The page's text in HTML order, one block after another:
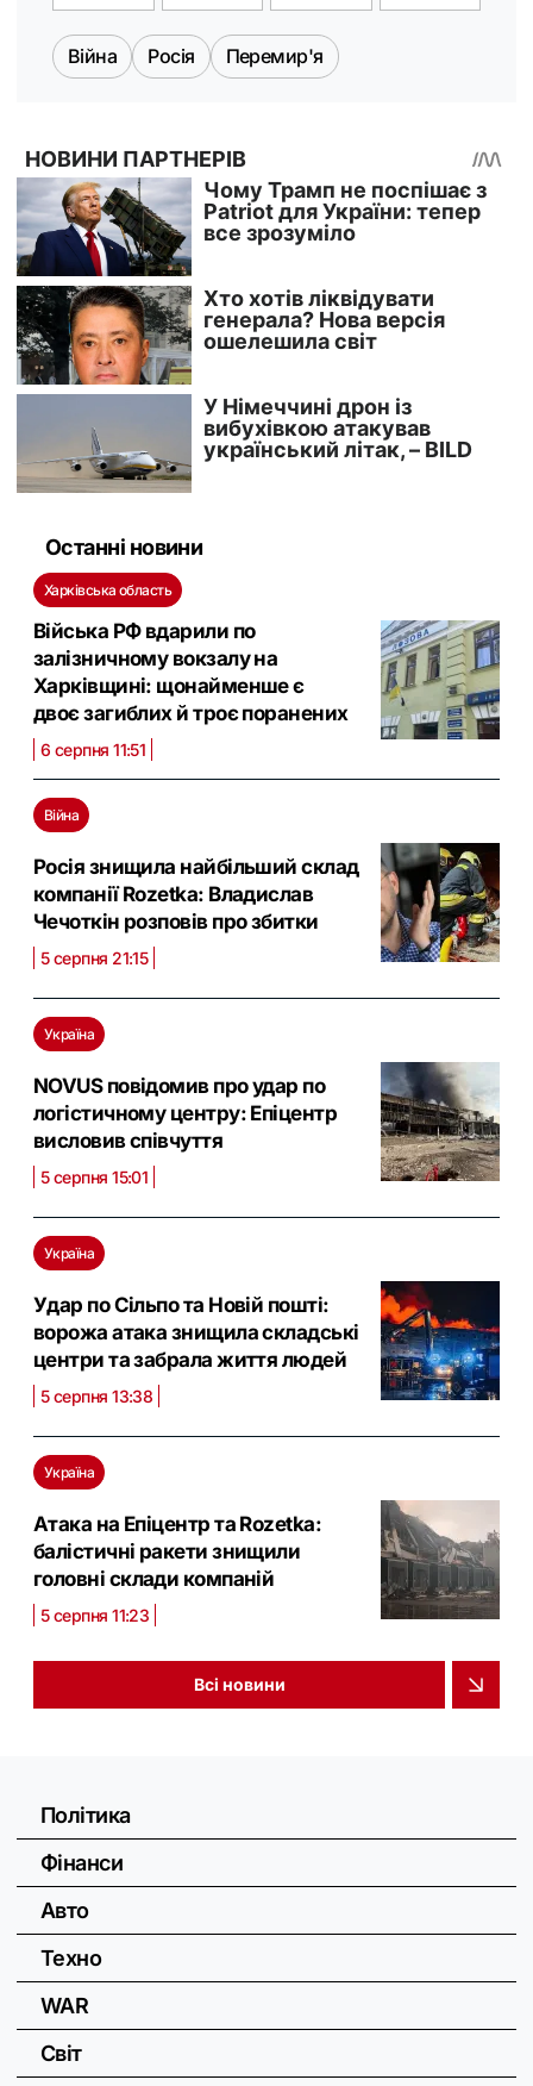
Війна Росія Перемир'я
Останні новини
Харківська область
Війська РФ вдарили по
залізничному вокзалу на
Харківщині: щонайменше є
двоє загиблих й троє поранених
6 серпня 11:51
Війна
Росія знищила найбільший склад
компанії Rozetka: Владислав
Чечоткін розповів про збитки
5 серпня 21:15
Україна
NOVUS повідомив про удар по
логістичному центру: Eпіцентр
висловив співчуття
5 серпня 15:01
Україна
Удар по Сільпо та Новій пошті:
ворожа атака знищила складські
центри та забрала життя людей
5 серпня 13:38
Україна
Атака на Епіцентр та Rozetka:
балістичні ракети знищили
головні склади компаній
5 серпня 11:23
Всі новини
Політика
Фінанси
Авто
Техно
WAR
Світ